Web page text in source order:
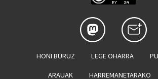
HONI BURUZ LEGE OHARRA
ARAUAK HARREMANETARAKO